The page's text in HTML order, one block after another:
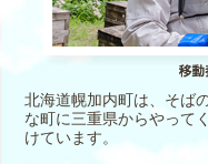
北海道幌加内町は、そば
な町に三重県からやって
けています。